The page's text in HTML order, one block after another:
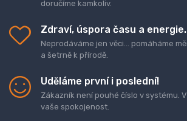
doručíme kamkoliv.
Zdraví, úspora času a energie.
Neprodáváme jen věci... pomáháme
a šetrně k přírodě.
Uděláme první i poslední!
Zákazník není pouhé číslo v systému.
vaše spokojenost.